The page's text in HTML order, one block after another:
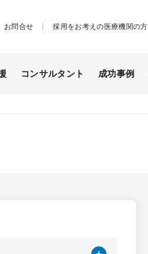
お問合せ 採用をお考えの医療機関の方
コンサルタント 成功事例